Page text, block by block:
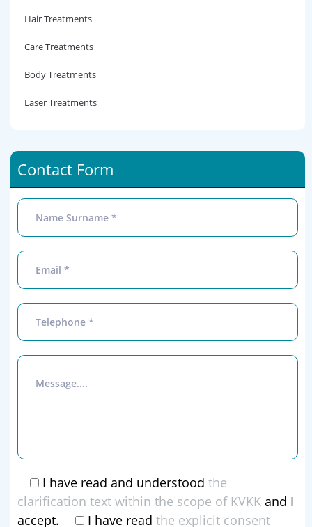
Hair Treatments
Care Treatments
Body Treatments
Laser Treatments
Contact Form
I have read and understood the
clarification text within the scope of KVKK and I
accept.
I have read the explicit consent